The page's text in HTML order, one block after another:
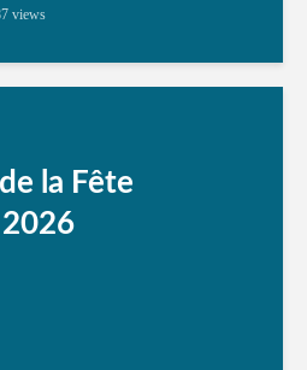
views
la Fête